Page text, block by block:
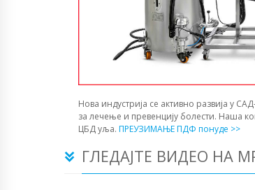
Нова индустрија се активно развија у
за лечење и превенцију болести. Наша
ЦБД уља. ПРЕУЗИМАЊЕ ПДФ понуде >>
ГЛЕДАЈТЕ ВИДЕО НА